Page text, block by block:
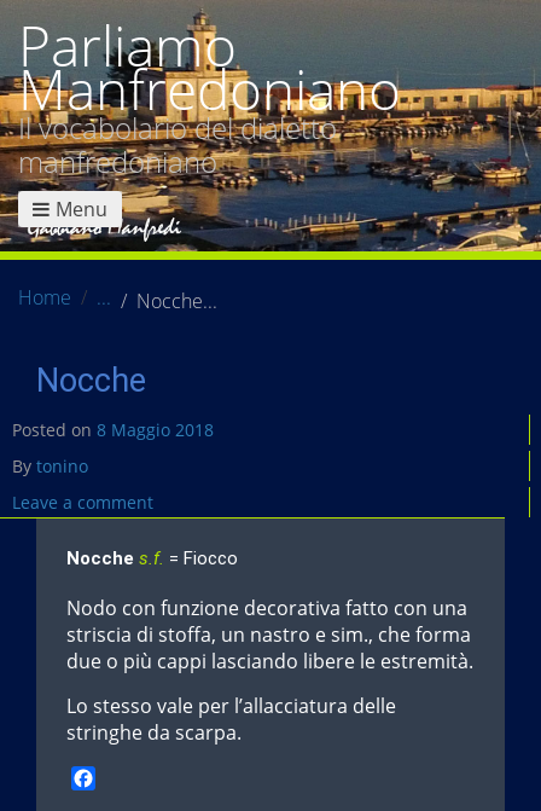
Parliamo
Manfredoniano
Il vocabolario del dialetto
manfredoniano
Menu
Home Nocche
Nocche
Posted on 8 Maggio 2018
By tonino
Leave a comment
Nocche s.f. = Fiocco
Nodo con funzione decorativa fatto con una
striscia di stoffa, un nastro e sim., che forma
due o più cappi lasciando libere le estremità.
Lo stesso vale per l’allacciatura delle
stringhe da scarpa.